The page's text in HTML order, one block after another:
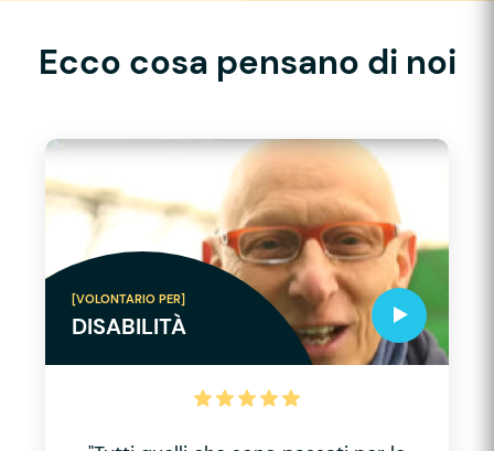
Ecco cosa pensano di noi
[VOLONTARIO PER]
DISABILITÀ